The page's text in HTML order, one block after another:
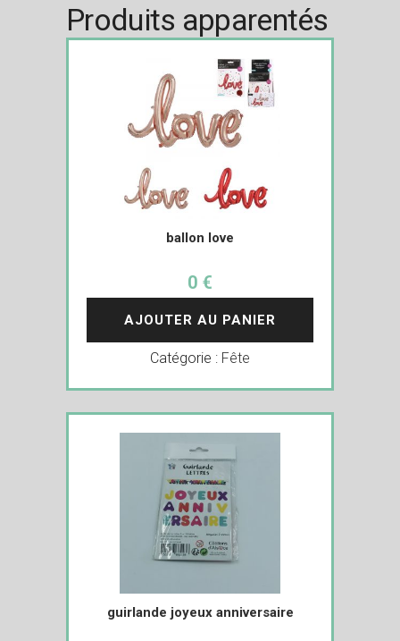
Produits apparentés
ballon love
0 €
AJOUTER AU PANIER
Catégorie : Fête
guirlande joyeux anniversaire